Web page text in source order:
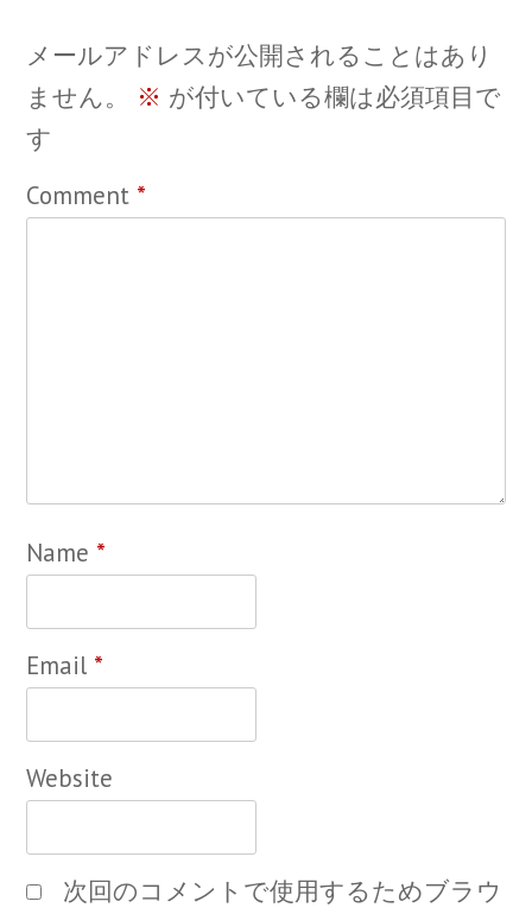
メールアドレスが公開されることはあり
ません。
※ が付いている欄は必須項目で
す
Comment *
Name *
Email *
Website
次回のコメントで使用するためブラウ